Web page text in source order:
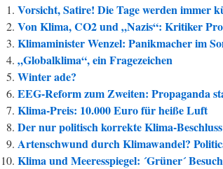
Vorsicht, Satire! Die Tage werden immer
Von Klima, CO2 und „Nazis“: Kritiker
Klimaminister Wenzel: Panikmacher im
„Globalklima“, ein Fragezeichen
Winter ade?
EEG-Reform zum Zweiten: Propaganda
Klima-Preis: 10.000 Euro für heiße Luft
Der nur politisch korrekte Klima-
Artenschwund durch Klimawandel?
Klima und Meeresspiegel: ´Grüner´